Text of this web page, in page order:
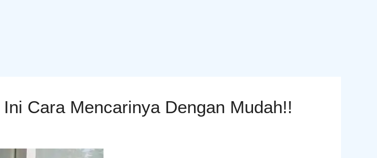
Cara Mencarinya Dengan Mudah!!